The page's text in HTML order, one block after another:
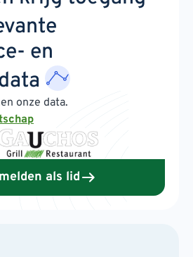
en
onze data.
als lid